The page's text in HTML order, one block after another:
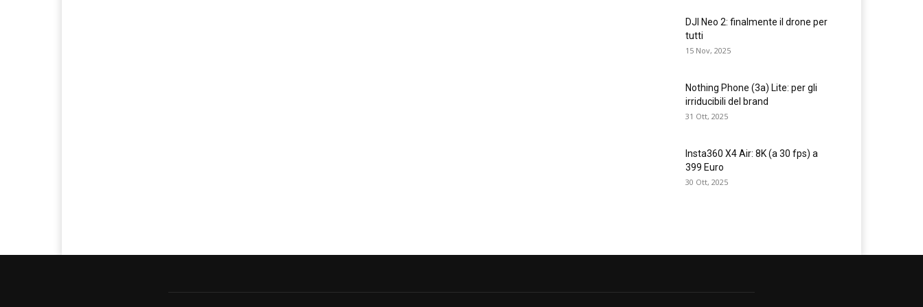
DJI Neo 2: finalmente il drone per
tutti
15 Nov, 2025
Nothing Phone (3a) Lite: per gli
irriducibili del brand
31 Ott, 2025
Insta360 X4 Air: 8K (a 30 fps) a
399 Euro
30 Ott, 2025